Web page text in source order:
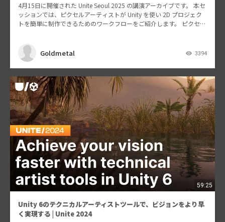
4月15日に開催された Unite Seoul 2025 の講演アーカイブです。 本セ
ッションでは、ピクセルアーティストが Unity を使い 2D プロジェク
トを簡単に制作できるためのワークフローをご紹介します。 ピクセル
Goldmetal 3394
59:25
Unity 6のテクニカルアーティストツールで、ビジョンをより早
く実現する | Unite 2024